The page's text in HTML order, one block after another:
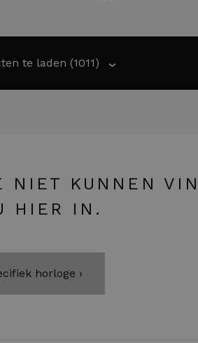
te laden (1011) ›
NIET KUNNEN
HIER IN.
horloge ›